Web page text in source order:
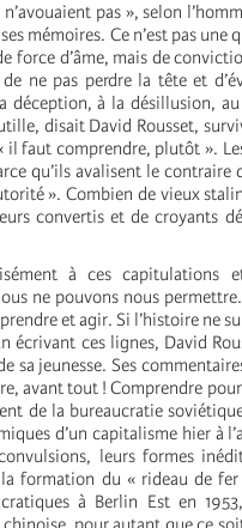
pas », selon
mémoires. Ce n’est pas une
force d’âme, mais de
ne pas perdre la tête et
déception, à la désillusion,
disait David Rousset,
il faut comprendre, plutôt ».
qu’ils avalisent le contraire
». Combien de vieux
convertis et de croyants
à ces capitulations
ne pouvons nous
et agir. Si l’histoire ne
écrivant ces lignes, David
sa jeunesse. Ses
avant tout ! Comprendre
de la bureaucratie
d’un capitalisme hier à
leurs formes
formation du « rideau de
à Berlin Est en